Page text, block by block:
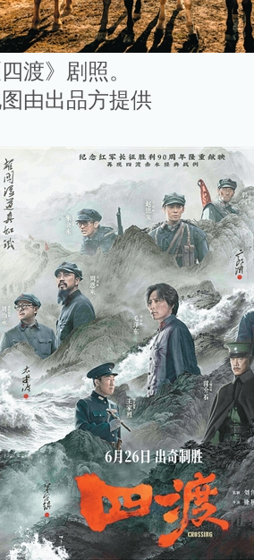
》剧照。
出品方提供